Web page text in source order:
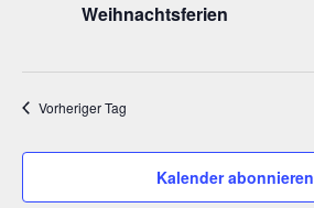
Weihnachtsferien
Vorheriger Tag
Kalender abonnieren